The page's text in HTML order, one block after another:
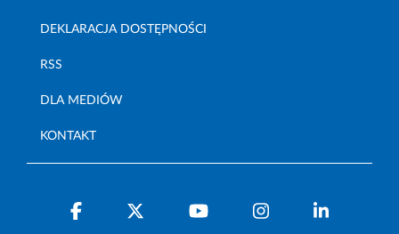
DEKLARACJA DOSTĘPNOŚCI
RSS
DLA MEDIÓW
KONTAKT